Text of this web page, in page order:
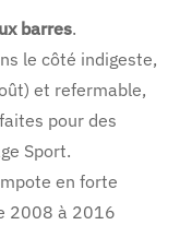
barres.
le côté indigeste,
et refermable,
pour des
Sport.
en forte
2008 à 2016